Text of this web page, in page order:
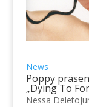
News
Poppy
„Dying To
Nessa Deleto